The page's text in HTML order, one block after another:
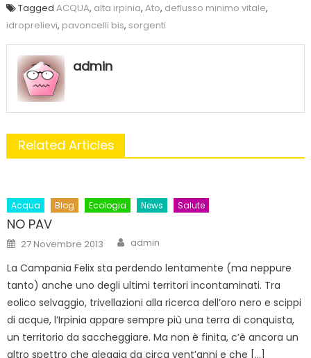
Tagged ACQUA, alta irpinia, Ato, deflusso minimo vitale,
idroprelievi, pavoncelli bis, sorgenti
admin
Related Articles
Acqua Blog Ecologia News Salute
NO PAV
Posted
on
27 Novembre 2013 Author
admin
La Campania Felix sta perdendo lentamente (ma neppure
tanto) anche uno degli ultimi territori incontaminati. Tra
eolico selvaggio, trivellazioni alla ricerca dell’oro nero e scippi
di acque, l’Irpinia appare sempre più una terra di conquista,
un territorio da saccheggiare. Ma non è finita, c’è ancora un
altro spettro che aleggia da circa vent’anni e che […]